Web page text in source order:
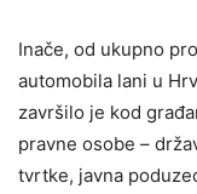
Inače, od ukupno
automobila lani u
završilo je kod
pravne osobe –
tvrtke, javna